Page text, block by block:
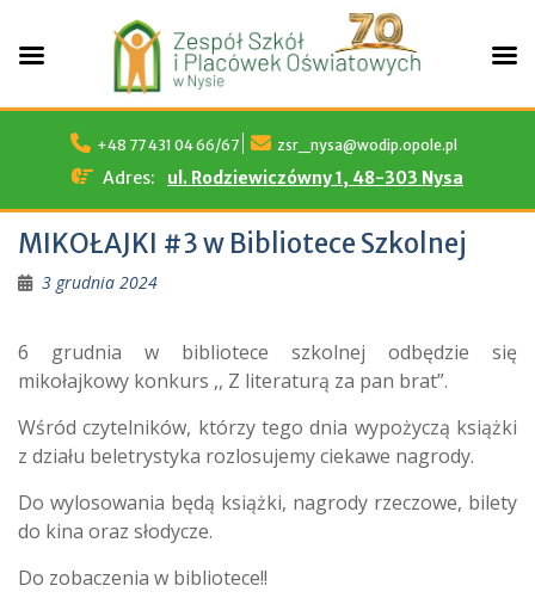
Skip
+48 77 431 04 66/67 zsr_nysa@wodip.opole.pl
Adres: ul. Rodziewiczówny 1, 48-303 Nysa
MIKOŁAJKI #3 w Bibliotece Szkolnej
3 grudnia 2024
6 grudnia w bibliotece szkolnej odbędzie się
mikołajkowy konkurs ,, Z literaturą za pan brat”.
Wśród czytelników, którzy tego dnia wypożyczą książki
z działu beletrystyka rozlosujemy ciekawe nagrody.
Do wylosowania będą książki, nagrody rzeczowe, bilety
do kina oraz słodycze.
Do zobaczenia w bibliotece!!